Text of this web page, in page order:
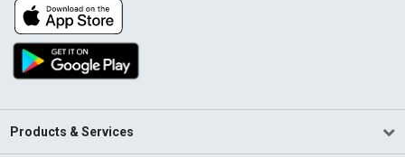
Products & Services